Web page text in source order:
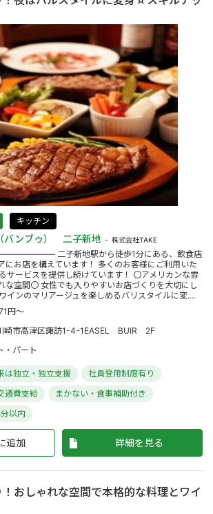
キッチン
バンブゥ） 二子新地 株式会社TAKE
二子新地駅から徒歩1分にある、飲食店
にお店を構えています！ 多くのお客様にご利用いた
サービスを提供し続けています！ 〇アメリカンな雰
な空間〇 女性でも入りやすいお店づくりを大切にし
インのマリアージュを楽しめるバリスタイルに変....
円～
崎市高津区諏訪1-4-1EASEL BUIR 2F
・パート
は独立・独立支援
社員登用制度有り
通費支給
まかない・食事補助付き
以内
追加 詳細を見る
おしゃれな空間で本格的な料理とワイ